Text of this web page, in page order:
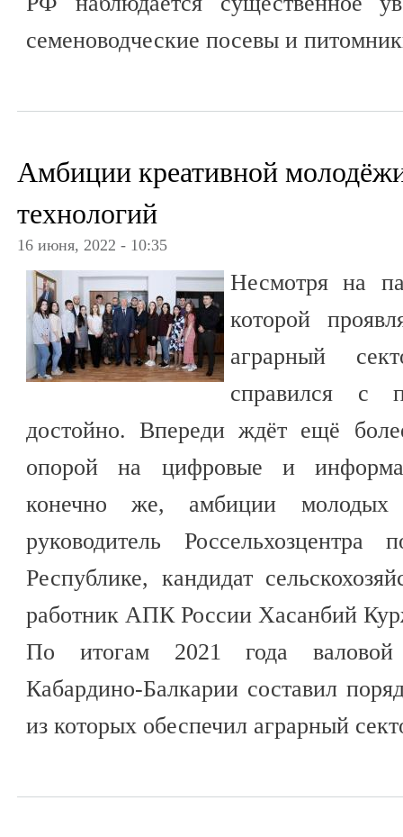
семеноводческие посевы и
Амбиции креативной
технологий
16 июня, 2022 - 10:35
Несмотря на
которой
аграрный
справился с
достойно. Впереди ждёт ещё
опорой на цифровые и
конечно же, амбиции молодых
руководитель Россельхозцентра
Республике, кандидат
работник АПК России Хасанбий
По итогам 2021 года валовой
Кабардино-Балкарии составил
из которых обеспечил аграрный